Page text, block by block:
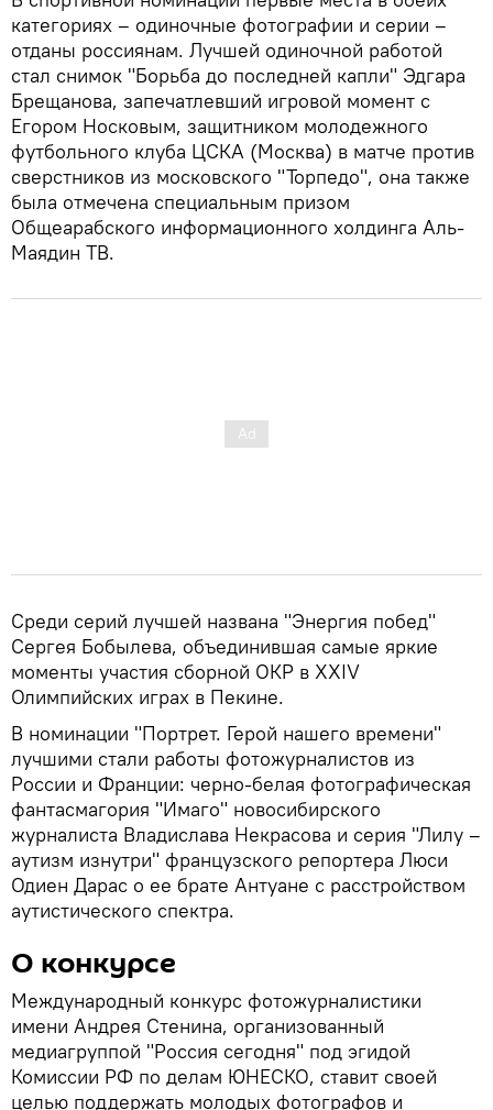
категориях – одиночные фотографии и серии –
отданы россиянам. Лучшей одиночной работой
стал снимок "Борьба до последней капли" Эдгара
Брещанова, запечатлевший игровой момент с
Егором Носковым, защитником молодежного
футбольного клуба ЦСКА (Москва) в матче против
сверстников из московского "Торпедо", она также
была отмечена специальным призом
Общеарабского информационного холдинга Аль-
Маядин ТВ.
Среди серий лучшей названа "Энергия побед"
Сергея Бобылева, объединившая самые яркие
моменты участия сборной ОКР в XXIV
Олимпийских играх в Пекине.
В номинации "Портрет. Герой нашего времени"
лучшими стали работы фотожурналистов из
России и Франции: черно-белая фотографическая
фантасмагория "Имаго" новосибирского
журналиста Владислава Некрасова и серия "Лилу –
аутизм изнутри" французского репортера Люси
Одиен Дарас о ее брате Антуане с расстройством
аутистического спектра.
О конкурсе
Международный конкурс фотожурналистики
имени Андрея Стенина, организованный
медиагруппой "Россия сегодня" под эгидой
Комиссии РФ по делам ЮНЕСКО, ставит своей
целью поддержать молодых фотографов и